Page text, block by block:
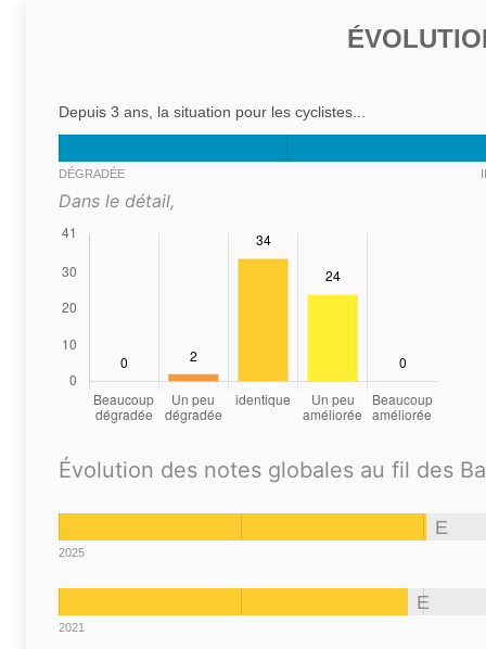
Depuis 3 ans, la situation pour les cyclistes...
DÉGRADÉE
Dans le détail,
Évolution des notes globales au fil des
E
2025
E
2021